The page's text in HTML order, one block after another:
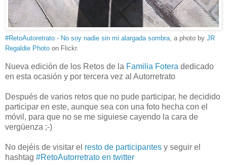
#RetoAutoretrato - No soy nadie sin mi alargada sombra, a photo by JR
Regaldie Photo on Flickr.
Nueva edición de los Retos de la Familia Fotera dedicado
en esta ocasión y por tercera vez al Autorretrato
Después de varios retos que no pude participar, he decidido
participar en este, aunque sea con una foto hecha con el
móvil, para que no se me siguiese cayendo la cara de
vergüenza ;-)
No dejéis de visitar el resto de participantes y seguir el
hashtag #RetoAutorretrato en twitter